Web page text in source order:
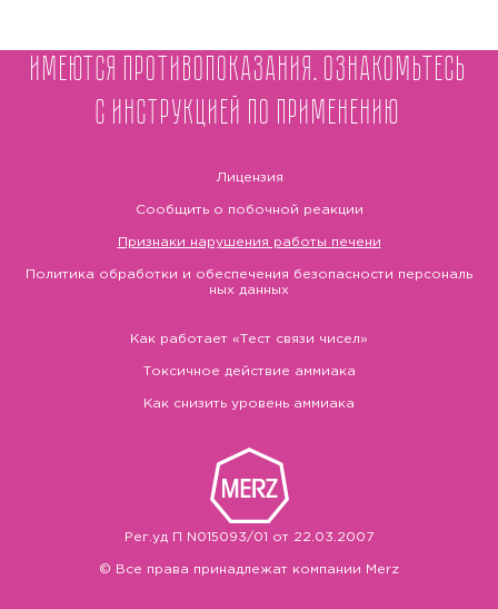
Имеются противопоказания. Ознакомьтесь
с инструкцией по применению
Рег.уд П N015093/01 от 22.03.2007
© Все права принадлежат компании Merz
Лицензия
Сообщить о побочной реакции
Признаки нарушения работы печени
Политика обработки и обеспечения безопасности персональ
ных данных
Как работает «Тест связи чисел»
Токсичное действие аммиака
Как снизить уровень аммиака